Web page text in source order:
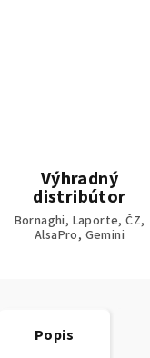
Výhradný
distribútor
Bornaghi, Laporte, ČZ,
AlsaPro, Gemini
Popis